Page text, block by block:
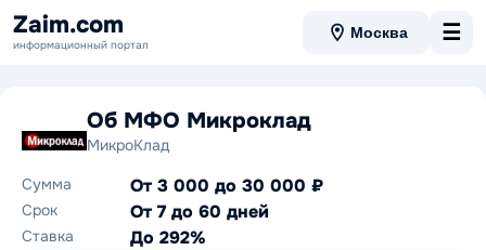
Zaim.com
информационный портал
Москва ☰
Об МФО Микроклад
МикроКлад
Сумма
От 3 000 до 30 000 ₽
Срок От 7 до 60 дней
Ставка До 292%